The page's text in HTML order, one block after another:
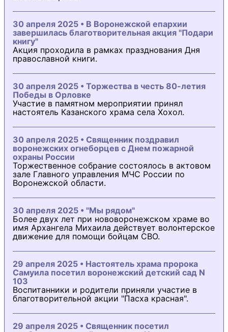
30 апреля 2025 • В Воронежской епархии
завершилась благотворительная акция "Подари
книгу"
Акция проходила в рамках празднования Дня
православной книги.
30 апреля 2025 • Торжества в честь 80-летия
Победы в Орловке
Участие в памятном мероприятии принял
настоятель Казанского храма села Хохол.
30 апреля 2025 • Священник поздравил
воронежских огнеборцев с Днем пожарной
охраны России
Торжественное собрание состоялось в актовом
зале Главного управления МЧС России по
Воронежской области.
30 апреля 2025 • "Мы рядом"
Более двух лет при нововоронежском храме во
имя Архангела Михаила действует волонтерское
движение для помощи бойцам СВО.
29 апреля 2025 • Настоятель храма пророка
Самуила посетил воронежский детский сад N
103
Воспитанники и родители приняли участие в
благотворительной акции "Пасха красная".
29 апреля 2025 • Священник посетил